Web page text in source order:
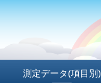
測定データ(項目別)